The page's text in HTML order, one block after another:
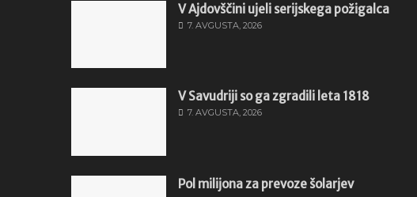
V Ajdovščini ujeli serijskega požigalca
7. AVGUSTA, 2026
V Savudriji so ga zgradili leta 1818
7. AVGUSTA, 2026
Pol milijona za prevoze šolarjev